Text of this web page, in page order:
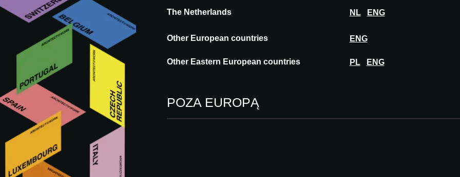
The Netherlands NL ENG
Other European countries ENG
Other Eastern European countries PL ENG
POZA EUROPĄ
ODWIEDŹ WEŹ UDZIAŁ
WYDARZENIE
INFORMACJE
INFORMACJE PRAKTYCZNE
VENUE
Messe Zürich - Hall 3 and Hall 4